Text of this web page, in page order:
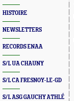
HISTOIRE
NEWSLETTERS
RECORDS ENAA
S/L UA CHAUNY
S/L CA FRESNOY-LE-GD
S/L ASG GAUCHY ATHLÉ